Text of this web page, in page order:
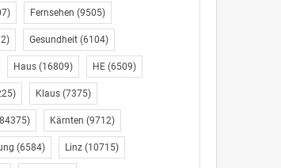
Fernsehen (9505)
Gesundheit(6104)
Haus(16809) HE(6509)
Klaus(7375)
Kärnten (9712)
(6584) Linz(10715)